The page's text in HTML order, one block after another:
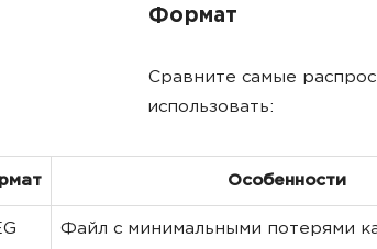
Формат
Сравните самые
использовать:
Особенности
Файл с минимальными потерями